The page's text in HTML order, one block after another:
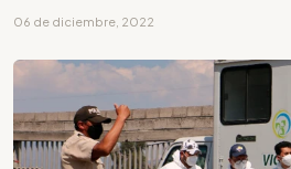
06 de diciembre, 2022